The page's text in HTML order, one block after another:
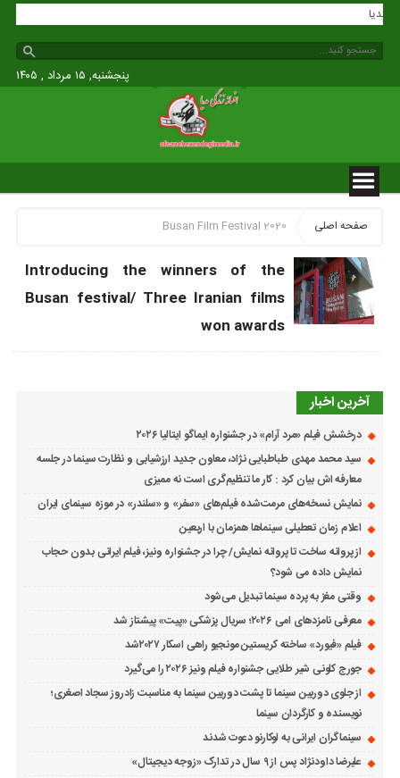
مدیا
پنجشنبه, ۱۵ مرداد , ۱۴۰۵
صفحه اصلی Busan Film Festival 2020
Introducing the winners of the
Busan festival/ Three Iranian films
won awards
آخرین اخبار
درخشش فیلم «مرد آرام» در جشنواره ایماگو ایتالیا ۲۰۲۶
سید محمد مهدی طباطبایی نژاد، معاون جدید ارزشیابی و نظارت سینما در جلسه
معارفه اش بیان کرد : کار ما تنظیم‌گری است نه ممیزی
نمایش نسخه‌های مرمت‌شده فیلم‌های «سفر» و «سلندر» در موزه سینمای ایران
اعلام زمان تعطیلی سینماها همزمان با اربعین
از پروانه ساخت تا پروانه نمایش/ چرا در جشنواره ونیز، فیلم ایرانی بدون حجاب
نمایش داده می شود؟
وقتی مغز به پرده سینما تبدیل می‌شود
معرفی نامزدهای امی ۲۰۲۶؛ سریال پزشکی «پیت» پیشتاز شد
فیلم «فیورد» ساخته کریستین مونجیو راهی اسکار ۲۰۲۷شد
جورج کلونی شیر طلایی جشنواره فیلم ونیز ۲۰۲۶ را می‌گیرد
از جلوی دوربین سینما تا پشت دوربین سینما به مناسبت زادروز سجاد اصغری؛
نویسنده و کارگردان سینما
سینماگران ایرانی به لوکارنو دعوت شدند
علیرضا داودنژاد پس از ۹ سال در تدارک «زوجه دیجیتال»